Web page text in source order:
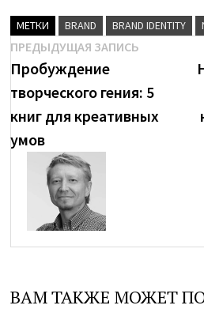
МЕТКИ BRAND BRAND IDENTITY
Навигация
по
записям
ПРЕДЫДУЩАЯ ЗАПИСЬ
Пробуждение
творческого гения: 5
книг для креативных
умов
ВАМ ТАКЖЕ МОЖЕТ